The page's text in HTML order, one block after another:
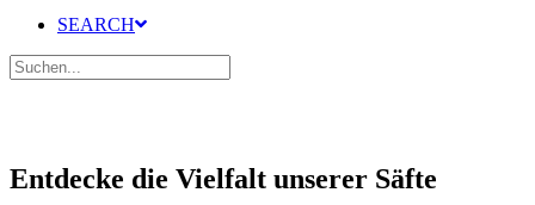
SEARCH
Entdecke die Vielfalt unserer Säfte